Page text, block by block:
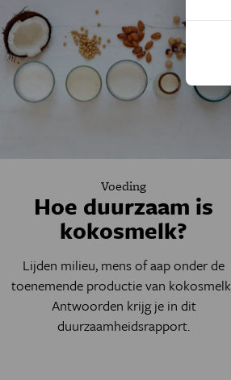
Voeding
Hoe duurzaam is
kokosmelk?
Lijden milieu, mens of aap onder de
toenemende productie van
Antwoorden krijg je in dit
duurzaamheidsrapport.